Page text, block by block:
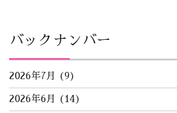
バックナンバー
2026年7月 (9)
2026年6月 (14)